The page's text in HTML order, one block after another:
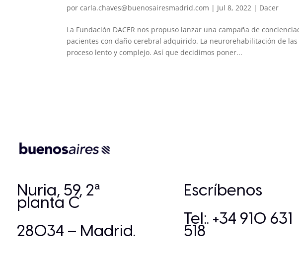
porcarla.chaves@buenosairesmadrid.com | Jul 8, 2022 | Dacer
La Fundación DACER nos propuso lanzar una campaña de
pacientes con daño cerebral adquirido. La neurorehabilitación de
proceso lento y complejo. Así que decidimos poner...
Nuria, 59, 2ª
planta C
28034 – Madrid.
Escríbenos
Tel:. +34 910 631
518